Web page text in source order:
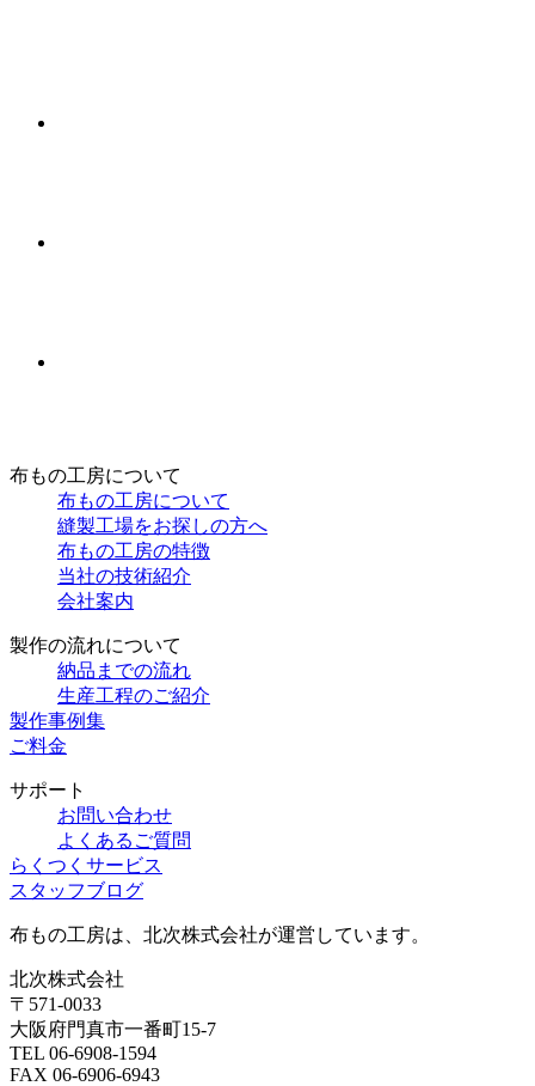
布もの工房について
布もの工房について
縫製工場をお探しの方へ
布もの工房の特徴
当社の技術紹介
会社案内
製作の流れについて
納品までの流れ
生産工程のご紹介
製作事例集
ご料金
サポート
お問い合わせ
よくあるご質問
らくつくサービス
スタッフブログ
布もの工房は、北次株式会社が運営しています。
北次株式会社
〒571-0033
大阪府門真市一番町15-7
TEL 06-6908-1594
FAX 06-6906-6943